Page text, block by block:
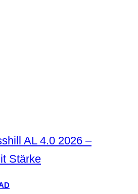
AL 4.0 2026 –
Stärke